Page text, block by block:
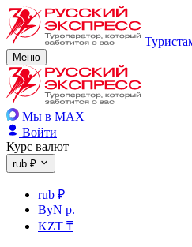
Меню
Мы в MAX
Войти
Курс валют
rub ₽
rub ₽
ByN р.
KZT ₸